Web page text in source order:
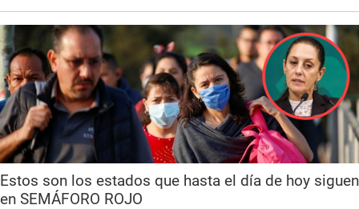
Estos son los estados que hasta el día de hoy siguen
en SEMÁFORO ROJO